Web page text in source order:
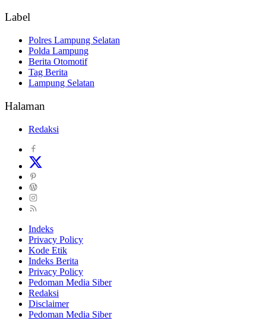
Label
Polres Lampung Selatan
Polda Lampung
Berita Otomotif
Tag Berita
Lampung Selatan
Halaman
Redaksi
Indeks
Privacy Policy
Kode Etik
Indeks Berita
Privacy Policy
Pedoman Media Siber
Redaksi
Disclaimer
Pedoman Media Siber